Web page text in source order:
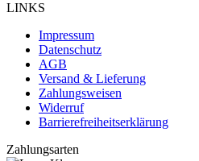
LINKS
Impressum
Datenschutz
AGB
Versand & Lieferung
Zahlungsweisen
Widerruf
Barrierefreiheitserklärung
Zahlungsarten